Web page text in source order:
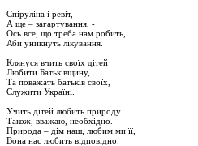
Спіруліна і ревіт,
А ще – загартування, -
Ось все, що треба нам робить,
Аби уникнуть лікування.
Клянуся вчить своїх дітей
Любити Батьківщину,
Та поважать батьків своїх,
Служити Україні.
Учить дітей любить природу
Також, вважаю, необхідно.
Природа – дім наш, любим ми її,
Вона нас любить відповідно.